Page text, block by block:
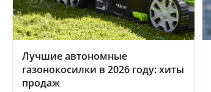
Лучшие автономные
газонокосилки в 2026 году: хиты
продаж